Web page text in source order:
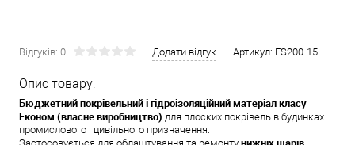
Відгуків: 0 Додати відгук Артикул: ES200-15
Опис товару:
Бюджетний покрівельний і гідроізоляційний матеріал класу
Економ (власне виробництво) для плоских покрівель в будинках
промислового і цивільного призначення.